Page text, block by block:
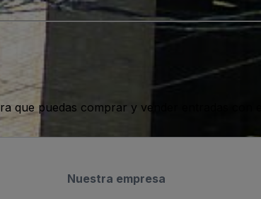
que puedas comprar y vender entradas con
Nuestra empresa